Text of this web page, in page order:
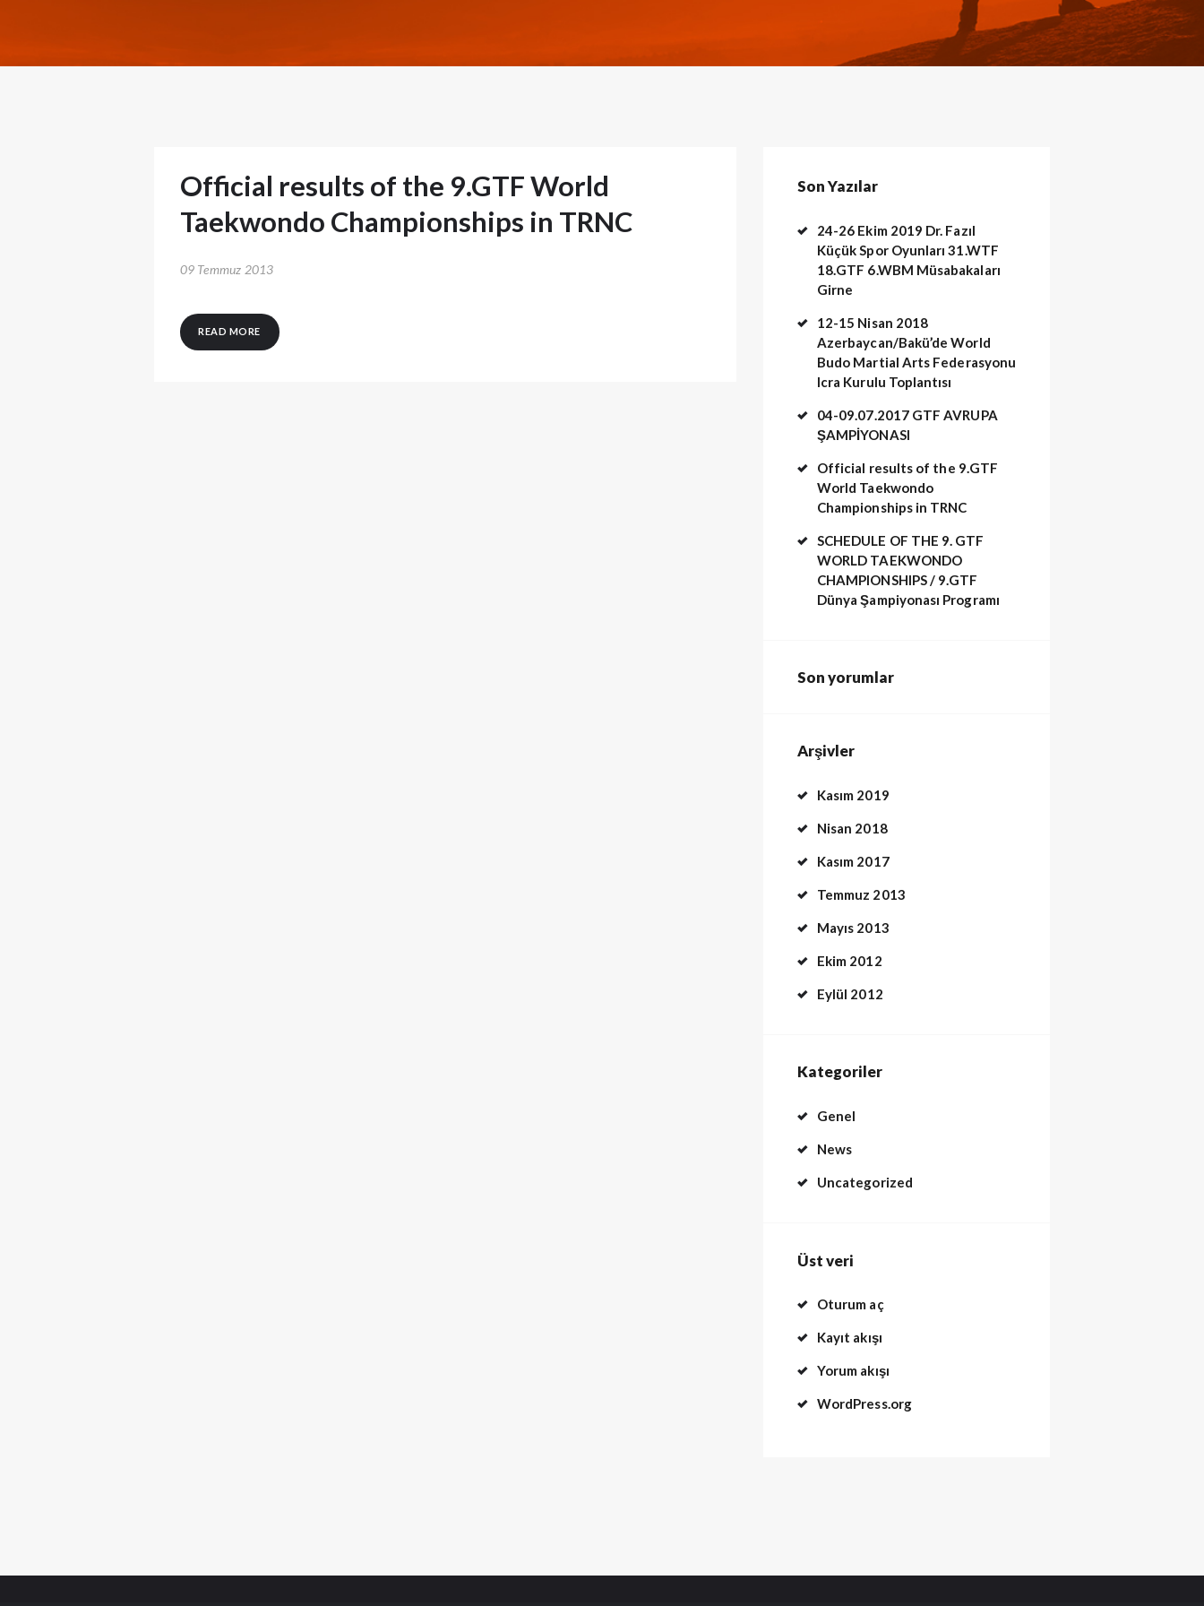
Official results of the 9.GTF World
Taekwondo Championships in TRNC
09 Temmuz 2013
READ MORE
Son Yazılar
24-26 Ekim 2019 Dr. Fazıl
Küçük Spor Oyunları 31.WTF
18.GTF 6.WBM Müsabakaları
Girne
12-15 Nisan 2018
Azerbaycan/Bakü’de World
Budo Martial Arts Federasyonu
Icra Kurulu Toplantısı
04-09.07.2017 GTF AVRUPA
ŞAMPİYONASI
Official results of the 9.GTF
World Taekwondo
Championships in TRNC
SCHEDULE OF THE 9. GTF
WORLD TAEKWONDO
CHAMPIONSHIPS / 9.GTF
Dünya Şampiyonası Programı
Son yorumlar
Arşivler
Kasım 2019
Nisan 2018
Kasım 2017
Temmuz 2013
Mayıs 2013
Ekim 2012
Eylül 2012
Kategoriler
Genel
News
Uncategorized
Üst veri
Oturum aç
Kayıt akışı
Yorum akışı
WordPress.org